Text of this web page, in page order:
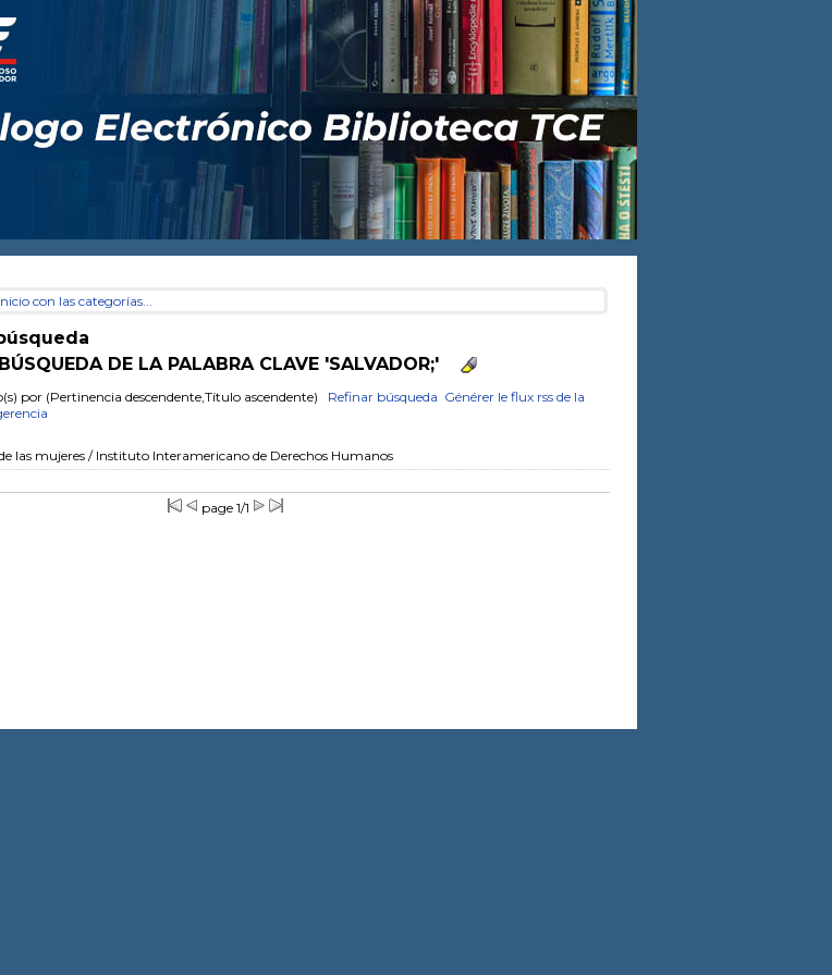
con las categorías...
DE LA PALABRA CLAVE 'SALVADOR;'
por (Pertinencia descendente,Título ascendente) Refinar búsqueda Générer le flux rss de la
las mujeres/ Instituto Interamericano de Derechos Humanos
page 1/1